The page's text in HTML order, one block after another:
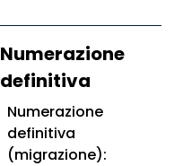
Numerazione
definitiva
Numerazione
definitiva
(migrazione):